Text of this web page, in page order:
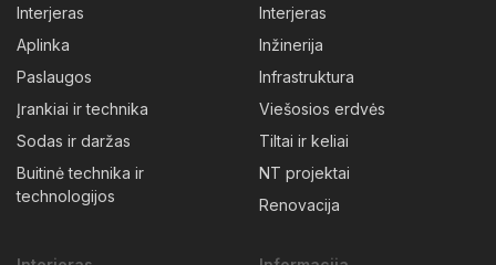
Interjeras
Aplinka
Paslaugos
Įrankiai ir technika
Sodas ir daržas
Buitinė technika ir
technologijos
Interjeras
Inžinerija
Infrastruktura
Viešosios erdvės
Tiltai ir keliai
NT projektai
Renovacija